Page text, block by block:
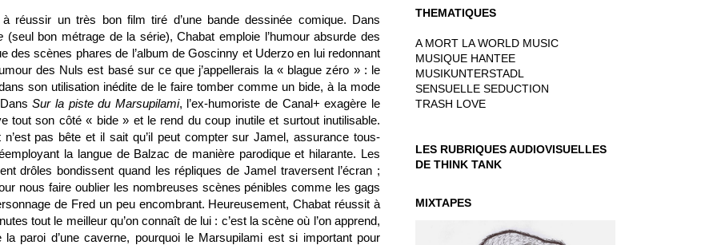
réussir un très bon film tiré d’une bande dessinée comique. Dans
(seul bon métrage de la série), Chabat emploie l’humour absurde des
des scènes phares de l’album de Goscinny et Uderzo en lui redonnant
des Nuls est basé sur ce que j’appellerais la « blague zéro » : le
son utilisation inédite de le faire tomber comme un bide, à la mode
DansSur la piste du Marsupilami, l’ex-humoriste de Canal+ exagère le
tout son côté « bide » et le rend du coup inutile et surtout inutilisable.
pas bête et il sait qu’il peut compter sur Jamel, assurance tous-
la langue de Balzac de manière parodique et hilarante. Les
drôles bondissent quand les répliques de Jamel traversent l’écran ;
nous faire oublier les nombreuses scènes pénibles comme les gags
de Fred un peu encombrant. Heureusement, Chabat réussit à
tout le meilleur qu’on connaît de lui : c’est la scène où l’on apprend,
paroi d’une caverne, pourquoi le Marsupilami est si important pour
THEMATIQUES
A MORT LA WORLD MUSIC
MUSIQUE HANTEE
MUSIKUNTERSTADL
SENSUELLE SEDUCTION
TRASH LOVE
LES RUBRIQUES AUDIOVISUELLES
DE THINK TANK
MIXTAPES